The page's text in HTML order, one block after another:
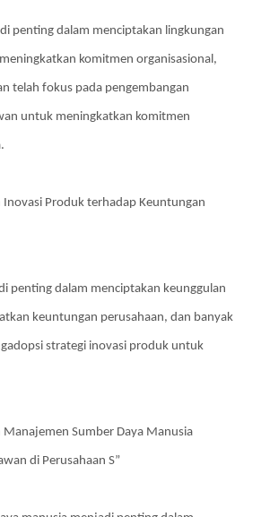
penting dalam menciptakan lingkungan
komitmen organisasional,
telah fokus pada pengembangan
untuk meningkatkan komitmen
Inovasi Produk terhadap Keuntungan
penting dalam menciptakan keunggulan
keuntungan perusahaan, dan banyak
strategi inovasi produk untuk
Manajemen Sumber Daya Manusia
di Perusahaan S”